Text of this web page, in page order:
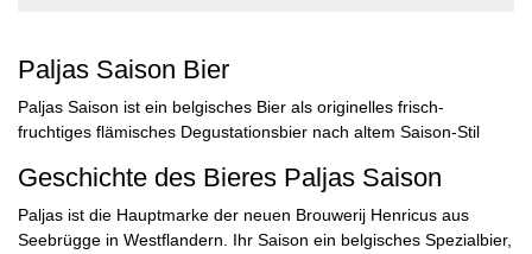
Paljas Saison Bier
Paljas Saison ist ein belgisches Bier als originelles frisch-
fruchtiges flämisches Degustationsbier nach altem Saison-Stil
Geschichte des Bieres Paljas Saison
Paljas ist die Hauptmarke der neuen Brouwerij Henricus aus
Seebrügge in Westflandern. Ihr Saison ein belgisches Spezialbier,